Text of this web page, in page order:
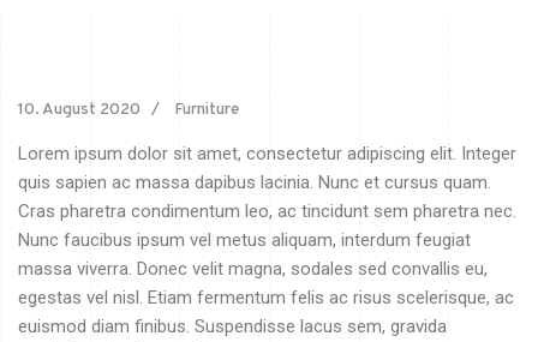
10. August 2020 Furniture
Lorem ipsum dolor sit amet, consectetur adipiscing elit. Integer
quis sapien ac massa dapibus lacinia. Nunc et cursus quam.
Cras pharetra condimentum leo, ac tincidunt sem pharetra nec.
Nunc faucibus ipsum vel metus aliquam, interdum feugiat
massa viverra. Donec velit magna, sodales sed convallis eu,
egestas vel nisl. Etiam fermentum felis ac risus scelerisque, ac
euismod diam finibus. Suspendisse lacus sem, gravida